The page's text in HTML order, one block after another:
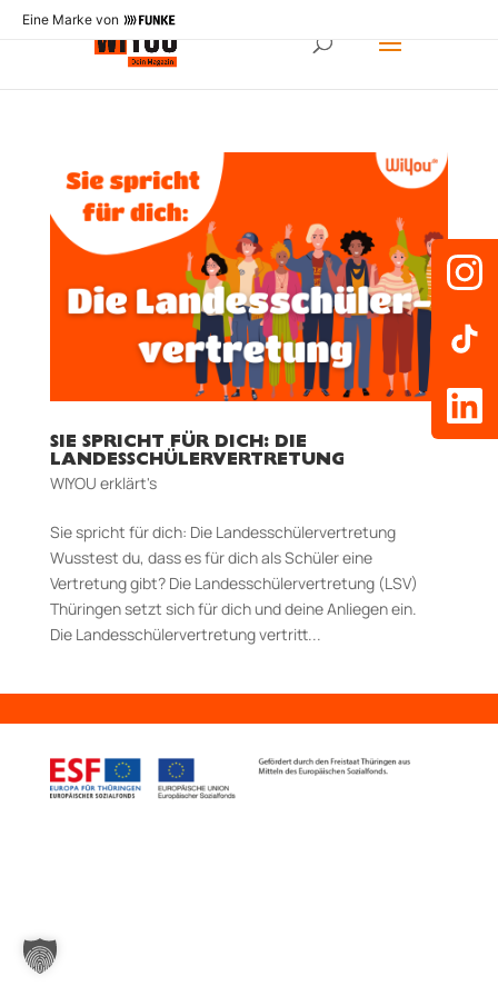
Eine Marke von
SIE SPRICHT FÜR DICH: DIE
LANDESSCHÜLERVERTRETUNG
WIYOU erklärt's
Sie spricht für dich: Die Landesschüler­ver­tretung
Wusstest du, dass es für dich als Schüler eine
Vertretung gibt? Die Landesschüler­ver­tretung (LSV)
Thüringen setzt sich für dich und deine Anliegen ein.
Die Landesschülervertretung vertritt...